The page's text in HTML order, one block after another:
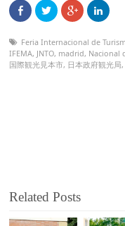
Feria Internacional de
IFEMA, JNTO, madrid, Nacional
国際観光見本市, 日本政府観光局
Related Posts